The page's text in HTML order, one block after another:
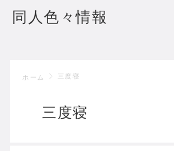
同人色々情報
ホーム 三度寝
三度寝